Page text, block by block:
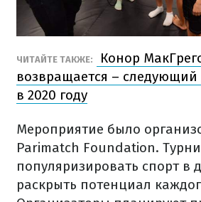
ЧИТАЙТЕ ТАКЖЕ:
Конор
возвращается – следующий
в 2020 году
Мероприятие было
Parimatch Foundation.
популяризировать спорт в
раскрыть потенциал